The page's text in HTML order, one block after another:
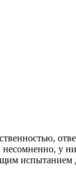
у
испытанием